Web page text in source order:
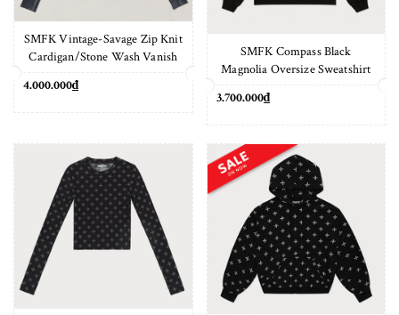
SMFK Vintage-Savage Zip Knit
Cardigan/Stone Wash Vanish
4.000.000₫
SMFK Compass Black
Magnolia Oversize Sweatshirt
3.700.000₫